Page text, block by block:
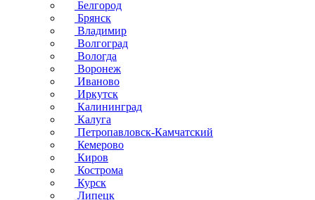
Белгород
Брянск
Владимир
Волгоград
Вологда
Воронеж
Иваново
Иркутск
Калининград
Калуга
Петропавловск-Камчатский
Кемерово
Киров
Кострома
Курск
Липецк